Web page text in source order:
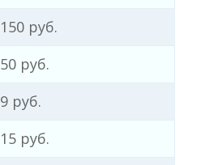
150 руб.
50 руб.
9 руб.
15 руб.